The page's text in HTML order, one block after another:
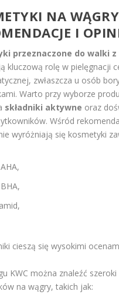
NA
I
przeznaczone do walki
kluczową rolę w pielęgnacji
zwłaszcza u osób
Warto przy wyborze
składniki aktywne oraz
Wśród
wyróżniają się kosmetyki
cieszą się wysokimi
KWC można znaleźć
na wągry, takich jak: